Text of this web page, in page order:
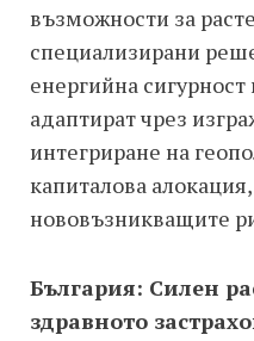
възможности за
специализирани
енергийна
адаптират чрез
интегриране на
капиталова
нововъзникващите
България: Силен
здравното